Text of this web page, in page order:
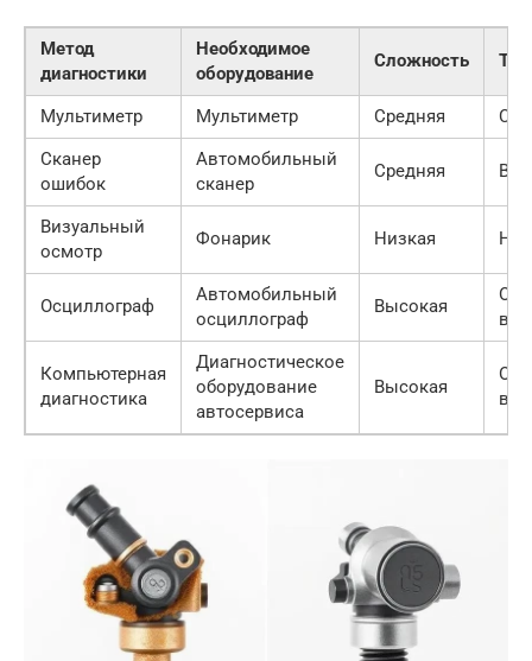
Метод
диагностики
Необходимое
оборудование
Сложность
Мультиметр Мультиметр Средняя
Сканер
ошибок
Автомобильный
сканер
Средняя
Визуальный
осмотр
Фонарик Низкая
Осциллограф
Автомобильный
осциллограф
Высокая
Компьютерная
диагностика
Диагностическое
оборудование
автосервиса
Высокая